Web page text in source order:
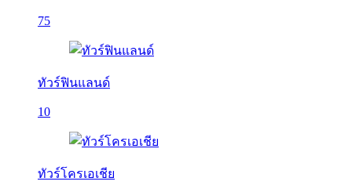
75
ทัวร์ฟินแลนด์
10
ทัวร์โครเอเชีย